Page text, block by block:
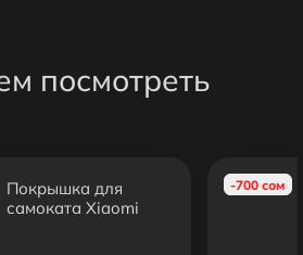
посмотреть
Покрышка для
самоката Xiaomi
-700 сом